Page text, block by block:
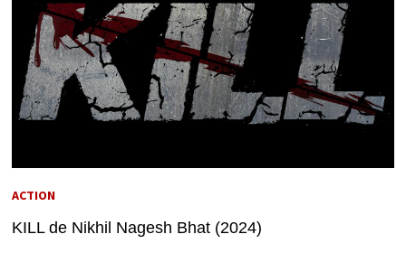
ACTION
KILL de Nikhil Nagesh Bhat (2024)